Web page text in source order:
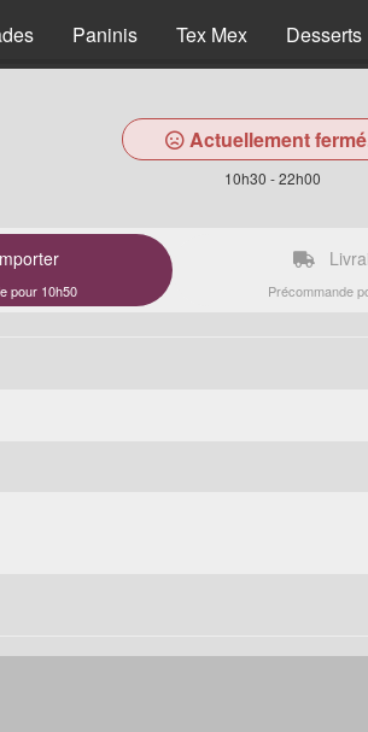
Paninis Tex Mex Desserts
Actuellement
10h30 - 22h00
pour 10h50 Précommande